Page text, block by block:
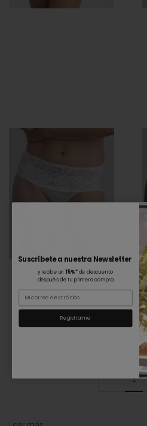
1
Expand
Suscríbete a nuestra Newsletter
y recibe un 15%*de descuento
después de tu primera compra
Registrarme